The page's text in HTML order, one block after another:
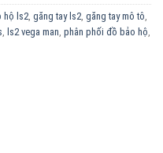
hộ ls2, găng tay ls2, găng tay mô tô,
, ls2 vega man, phân phối đồ bảo hộ,